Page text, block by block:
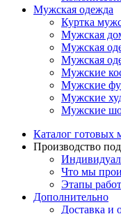
Мужская одежда
Куртка
Мужская
Мужская
Мужская
Мужские
Мужские
Мужские
Мужские
Каталог готовых
Производство
Что мы
Этапы
Дополнительно
Доставка и